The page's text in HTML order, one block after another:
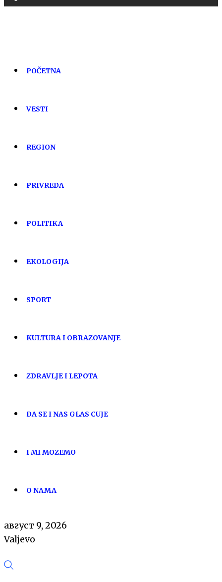
POČETNA
VESTI
REGION
PRIVREDA
POLITIKA
EKOLOGIJA
SPORT
KULTURA I OBRAZOVANJE
ZDRAVLJE I LEPOTA
DA SE I NAS GLAS CUJE
I MI MOZEMO
O NAMA
август 9, 2026
Valjevo